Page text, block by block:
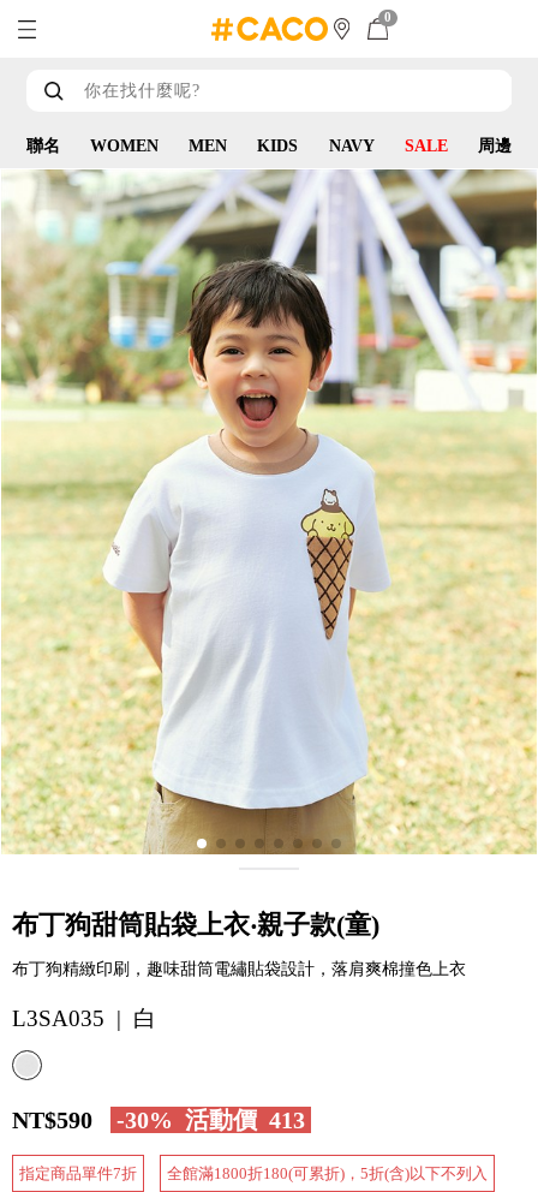
0
聯名 WOMEN MEN KIDS NAVY SALE 周邊
布丁狗甜筒貼袋上衣‧親子款(童)
布丁狗精緻印刷，趣味甜筒電繡貼袋設計，落肩爽棉撞色上衣
L3SA035 | 白
NT$590 -30% 活動價 413
指定商品單件7折 全館滿1800折180(可累折)，5折(含)以下不列入